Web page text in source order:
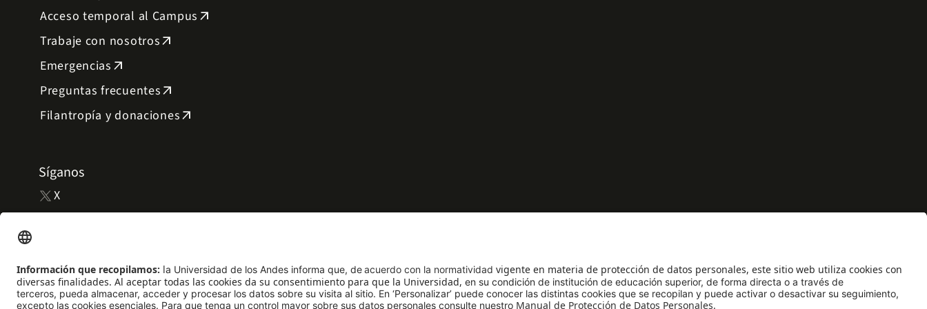
Acceso temporal al Campus arrow_outward
Trabaje con nosotrosarrow_outward
Emergencias arrow_outward
Preguntas frecuentesarrow_outward
Filantropía y donacionesarrow_outward
Síganos
X
YouTube
LinkedIn